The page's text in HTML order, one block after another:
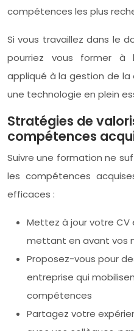
compétences les plus
Si vous travaillez dans le
pourriez vous former à
appliqué à la gestion de la
une technologie en plein
Stratégies de
compétences
Suivre une formation ne
les compétences
efficaces :
Mettez à jour votre CV
mettant en avant vos
Proposez-vous pour
entreprise qui
compétences
Partagez votre